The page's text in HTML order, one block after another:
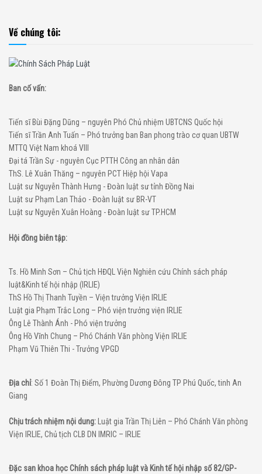
Về chúng tôi:
Ban cố vấn:
Tiến sĩ Bùi Đặng Dũng – nguyên Phó Chủ nhiệm UBTCNS Quốc hội
Tiến sĩ Trần Anh Tuấn – Phó trưởng ban Ban phong trào cơ quan UBTW
MTTQ Việt Nam khoá VIII
Đại tá Trần Sự - nguyên Cục PTTH Công an nhân dân
ThS. Lê Xuân Thăng – nguyên PCT Hiệp hội Vapa
Luật sư Nguyễn Thành Hưng - Đoàn luật sư tỉnh Đồng Nai
Luật sư Phạm Lan Thảo - Đoàn luật sư BR-VT
Luật sư Nguyễn Xuân Hoàng - Đoàn luật sư TP.HCM
Hội đồng biên tập:
Ts. Hồ Minh Sơn – Chủ tịch HĐQL Viện Nghiên cứu Chính sách pháp
luật&Kinh tế hội nhập (IRLIE)
ThS Hồ Thị Thanh Tuyền – Viện trưởng Viện IRLIE
Luật gia Phạm Trắc Long – Phó viện trưởng viện IRLIE
Ông Lê Thành Ánh - Phó viện trưởng
Ông Hồ Vĩnh Chung – Phó Chánh Văn phòng Viện IRLIE
Phạm Vũ Thiên Thi - Trưởng VPGD
Địa chỉ: Số 1 Đoàn Thị Điểm, Phường Dương Đông TP Phú Quốc, tinh An
Giang
Chịu trách nhiệm nội dung: Luật gia Trần Thị Liên – Phó Chánh Văn phòng
Viện IRLIE, Chủ tịch CLB DN IMRIC – IRLIE
Đặc san khoa học Chính sách pháp luật và Kinh tế hội nhập số 82/GP-